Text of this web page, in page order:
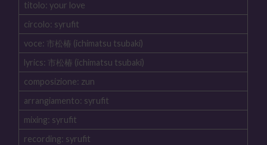
titolo: your love
circolo: syrufit
voce: 市松椿 (ichimatsu tsubaki)
lyrics: 市松椿 (ichimatsu tsubaki)
composizione: zun
arrangiamento: syrufit
mixing: syrufit
recording: syrufit